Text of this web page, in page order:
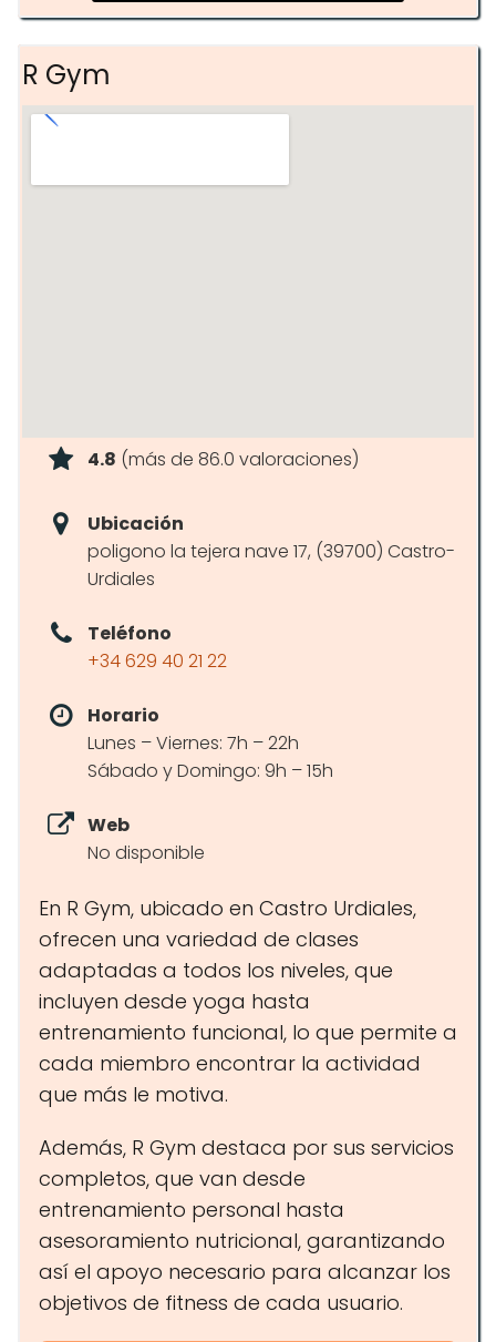
R Gym
4.8 (más de 86.0 valoraciones)
Ubicación
poligono la tejera nave 17, (39700) Castro-
Urdiales
Teléfono
+34 629 40 21 22
Horario
Lunes – Viernes: 7h – 22h
Sábado y Domingo: 9h – 15h
Web
No disponible
En R Gym, ubicado en Castro Urdiales,
ofrecen una variedad de clases
adaptadas a todos los niveles, que
incluyen desde yoga hasta
entrenamiento funcional, lo que permite a
cada miembro encontrar la actividad
que más le motiva.
Además, R Gym destaca por sus servicios
completos, que van desde
entrenamiento personal hasta
asesoramiento nutricional, garantizando
así el apoyo necesario para alcanzar los
objetivos de fitness de cada usuario.